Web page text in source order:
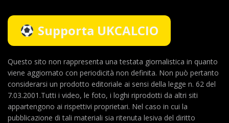
Supporta UKCALCIO
Questo sito non rappresenta una testata giornalistica in quanto
viene aggiornato con periodicità non definita. Non può pertanto
considerarsi un prodotto editoriale ai sensi della legge n. 62 del
7.03.2001.Tutti i video, le foto, i loghi riprodotti da altri siti
appartengono ai rispettivi proprietari. Nel caso in cui la
pubblicazione di tali materiali sia ritenuta lesiva del diritto